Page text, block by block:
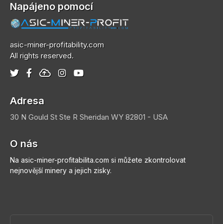
Napájeno pomocí
asic-miner-profitability.com
All rights reserved.
Adresa
30 N Gould St Ste R Sheridan WY 82801 - USA
O nás
Na asic-miner-profitabilita.com si můžete zkontrolovat
nejnovější minery a jejich zisky.